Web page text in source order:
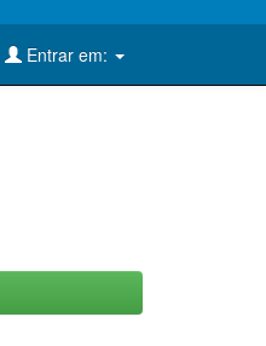
Entrar em: